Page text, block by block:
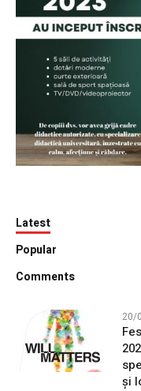
Latest
Popular
Comments
20/
și